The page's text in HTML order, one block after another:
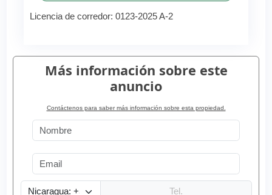
Licencia de corredor: 0123-2025 A-2
Más información sobre este
anuncio
Contáctenos para saber más información sobre esta propiedad.